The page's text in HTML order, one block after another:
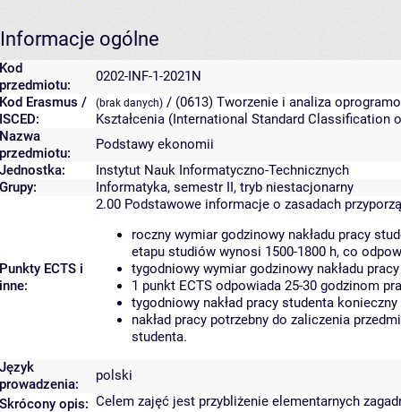
Informacje ogólne
Kod
przedmiotu:
0202-INF-1-2021N
Kod Erasmus /
ISCED:
(brak danych) / (0613) Tworzenie i analiza
Kształcenia (International Standard Classification
Nazwa
przedmiotu:
Podstawy ekonomii
Jednostka:
Instytut Nauk Informatyczno-Technicznych
Grupy:
Informatyka, semestr II, tryb niestacjonarny
Punkty ECTS i
inne:
2.00 Podstawowe informacje o zasadach
roczny wymiar godzinowy nakładu pracy
etapu studiów wynosi 1500-1800 h, co
tygodniowy wymiar godzinowy nakładu
1 punkt ECTS odpowiada 25-30 godzinom
tygodniowy nakład pracy studenta
nakład pracy potrzebny do zaliczenia
studenta.
Język
prowadzenia:
polski
Skrócony opis: Celem zajęć jest przybliżenie elementarnych